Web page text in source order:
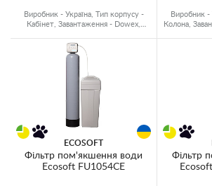
Виробник - Україна, Тип корпусу -
Кабінет, Завантаження - Dowex,
Виробник -
Колона,
ECOSOFT
Фільтр пом'якшення води
Ecosoft FU1054CE
Фільтр